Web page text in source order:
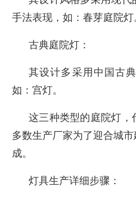
手法表现，如：春芽庭院灯
古典庭院灯：
其设计多采用中国古
如：宫灯。
这三种类型的庭院灯
多数生产厂家为了迎合城
成。
灯具生产详细步骤：